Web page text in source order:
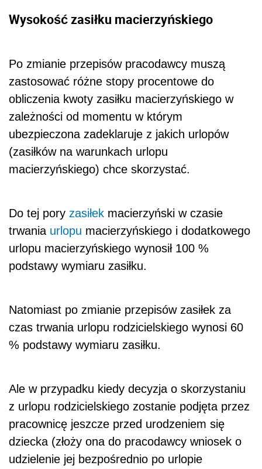
Wysokość zasiłku macierzyńskiego
Po zmianie przepisów pracodawcy muszą
zastosować różne stopy procentowe do
obliczenia kwoty zasiłku macierzyńskiego w
zależności od momentu w którym
ubezpieczona zadeklaruje z jakich urlopów
(zasiłków na warunkach urlopu
macierzyńskiego) chce skorzystać.
Do tej pory zasiłek macierzyński w czasie
trwania urlopu macierzyńskiego i dodatkowego
urlopu macierzyńskiego wynosił 100 %
podstawy wymiaru zasiłku.
Natomiast po zmianie przepisów zasiłek za
czas trwania urlopu rodzicielskiego wynosi 60
% podstawy wymiaru zasiłku.
Ale w przypadku kiedy decyzja o skorzystaniu
z urlopu rodzicielskiego zostanie podjęta przez
pracownicę jeszcze przed urodzeniem się
dziecka (złoży ona do pracodawcy wniosek o
udzielenie jej bezpośrednio po urlopie